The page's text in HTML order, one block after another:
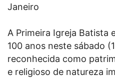
Janeiro
A Primeira Igreja Batista
100 anos neste sábado
reconhecida como
e religioso de natureza